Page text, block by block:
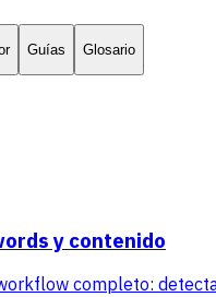
Guías Glosario
y contenido
completo: